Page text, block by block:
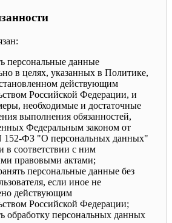
персональные данные
в целях, указанных в Политике,
действующим
Российской Федерации, и
необходимые и достаточные
выполнения обязанностей,
Федеральным законом от
152-ФЗ "О персональных данных"
в соответствии с ним
правовыми актами;
персональные данные без
если иное не
действующим
Российской Федерации;
обработку персональных данных